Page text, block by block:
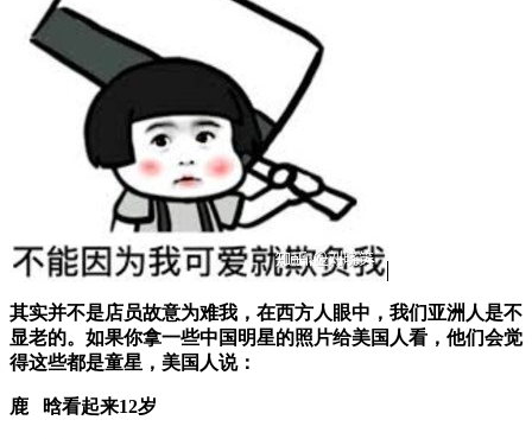
其实并不是店员故意为难我，在西方人眼中，我们亚洲人是不
显老的。如果你拿一些中国明星的照片给美国人看，他们会觉
得这些都是童星，美国人说：
鹿 晗看起来12岁